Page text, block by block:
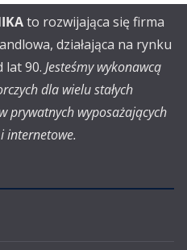
to rozwijająca się firma
działająca na rynku
lat 90. Jesteśmy wykonawcą
dla wielu stałych
prywatnych wyposażających
internetowe.